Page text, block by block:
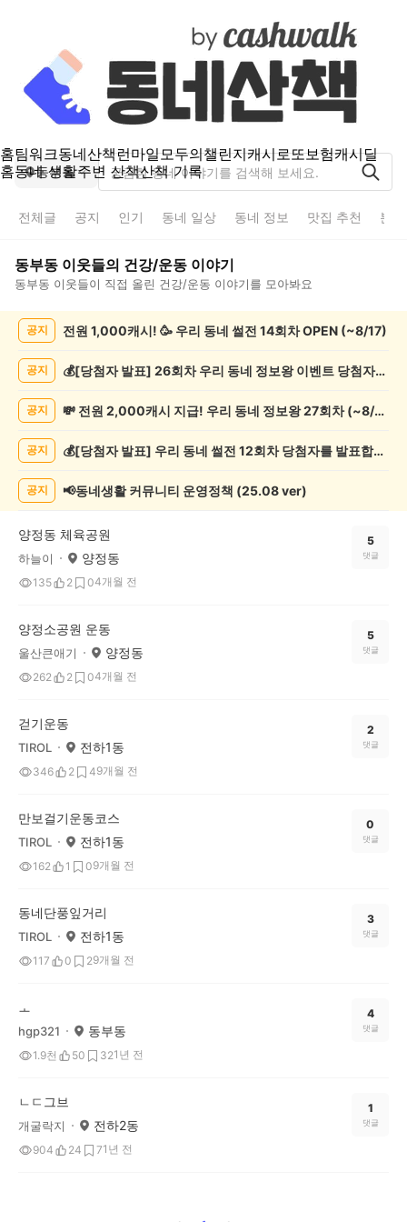
홈팀워크동네산책런마일모두의챌린지캐시로또보험캐시딜
홈동네 생활주변 산책산책 기록
동부동
전체글 공지 인기 동네 일상 동네 정보 맛집 추천 분
동부동 이웃들의 건강/운동 이야기
동부동 이웃들이 직접 올린 건강/운동 이야기를 모아봐요
록
공지 전원 1,000캐시! 🥳 우리 동네 썰전 14회차 OPEN (~8/17)
공지 💰[당첨자 발표] 26회차 우리 동네 정보왕 이벤트 당첨자를 발표합니다!
공지 💸 전원 2,000캐시 지급! 우리 동네 정보왕 27회차 (~8/10)
공지 💰[당첨자 발표] 우리 동네 썰전 12회차 당첨자를 발표합니다!
공지 📢동네생활 커뮤니티 운영정책 (25.08 ver)
양정동 체육공원
하늘이 양정동
135 2 04개월 전
5
댓글
양정소공원 운동
울산큰애기 양정동
262 2 04개월 전
5
댓글
걷기운동
TIROL 전하1동
346 2 49개월 전
2
댓글
만보걸기운동코스
TIROL 전하1동
162 1 09개월 전
0
댓글
동네단풍잎거리
TIROL 전하1동
117 0 29개월 전
3
댓글
ㅗ
hgp321 동부동
1.9천 50 321년 전
4
댓글
ㄴㄷ그브
개굴락지 전하2동
904 24 71년 전
1
댓글